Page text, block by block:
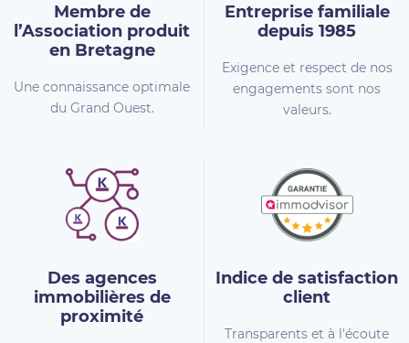
Membre de
l’Association produit
en Bretagne
Une connaissance optimale
du Grand Ouest.
Entreprise familiale
depuis 1985
Exigence et respect de nos
engagements sont nos
valeurs.
Des agences
immobilières de
proximité
Indice de satisfaction
client
Transparents et à l'écoute